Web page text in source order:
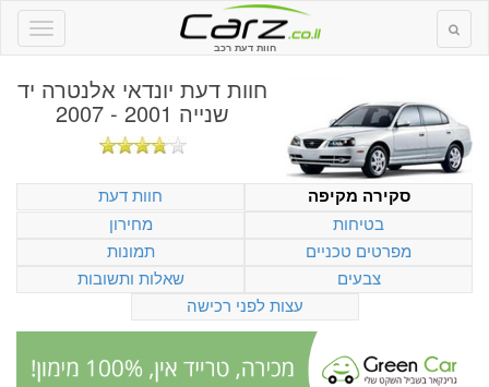
חוות דעת רכב
חוות דעת יונדאי אלנטרה יד
שנייה 2001 - 2007
סקירה מקיפה
חוות דעת
בטיחות
מחירון
מפרטים טכניים
תמונות
צבעים
שאלות ותשובות
עצות לפני רכישה